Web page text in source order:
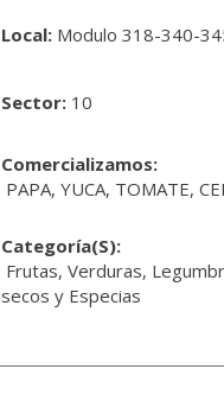
Local:Modulo 318-340-
Sector:10
Comercializamos:
PAPA, YUCA, TOMATE,
Categoría(s):
Frutas, Verduras,
secos y Especias